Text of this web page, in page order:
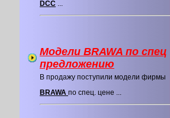
DCC ...
Модели BRAWA по спец
предложению
В продажу поступили модели фирмы
BRAWA по спец. цене ...